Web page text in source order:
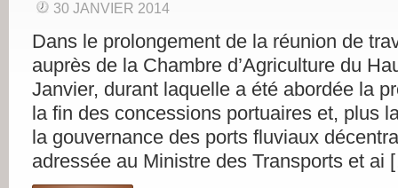
30 JANVIER 2014
Dans le prolongement de la réunion de
auprès de la Chambre d’Agriculture du
Janvier, durant laquelle a été abordée la
la fin des concessions portuaires et, plus
la gouvernance des ports fluviaux
adressée au Ministre des Transports et ai